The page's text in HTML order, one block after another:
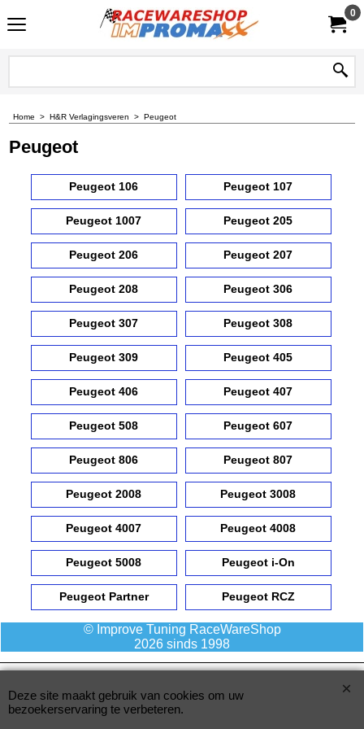
0
Home > H&R Verlagingsveren > Peugeot
Peugeot
Peugeot 106 Peugeot 107
Peugeot 1007 Peugeot 205
Peugeot 206 Peugeot 207
Peugeot 208 Peugeot 306
Peugeot 307 Peugeot 308
Peugeot 309 Peugeot 405
Peugeot 406 Peugeot 407
Peugeot 508 Peugeot 607
Peugeot 806 Peugeot 807
Peugeot 2008 Peugeot 3008
Peugeot 4007 Peugeot 4008
Peugeot 5008 Peugeot i-On
Peugeot Partner Peugeot RCZ
© Improve Tuning RaceWareShop
2026 sinds 1998
Deze site maakt gebruik van cookies om uw
bezoekerservaring te verbeteren.